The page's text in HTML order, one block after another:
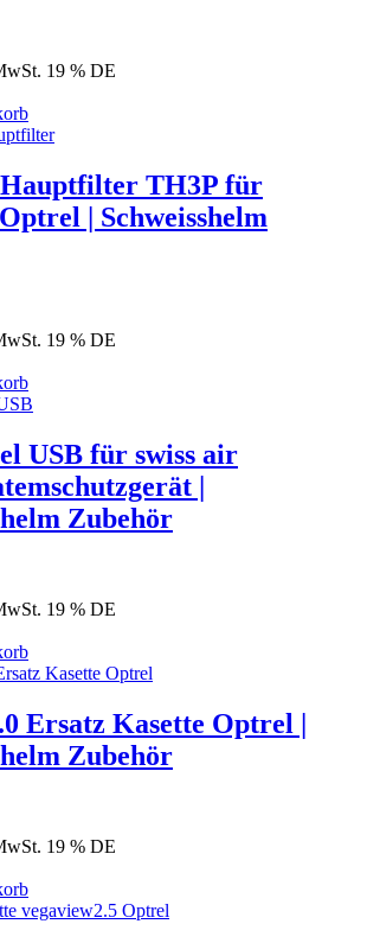
19 % DE
TH3P für
| Schweisshelm
19 % DE
USB für swiss air
|
Zubehör
19 % DE
Ersatz Kasette Optrel |
Zubehör
19 % DE